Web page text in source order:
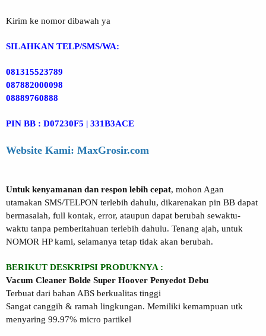
Kirim ke nomor dibawah ya
SILAHKAN TELP/SMS/WA:
081315523789
087882000098
08889760888
PIN BB : D07230F5 | 331B3ACE
Website Kami: MaxGrosir.com
Untuk kenyamanan dan respon lebih cepat, mohon Agan
utamakan SMS/TELPON terlebih dahulu, dikarenakan pin BB dapat
bermasalah, full kontak, error, ataupun dapat berubah sewaktu-
waktu tanpa pemberitahuan terlebih dahulu. Tenang ajah, untuk
NOMOR HP kami, selamanya tetap tidak akan berubah.
BERIKUT DESKRIPSI PRODUKNYA :
Vacum Cleaner Bolde Super Hoover Penyedot Debu
Terbuat dari bahan ABS berkualitas tinggi
Sangat canggih & ramah lingkungan. Memiliki kemampuan utk
menyaring 99.97% micro partikel